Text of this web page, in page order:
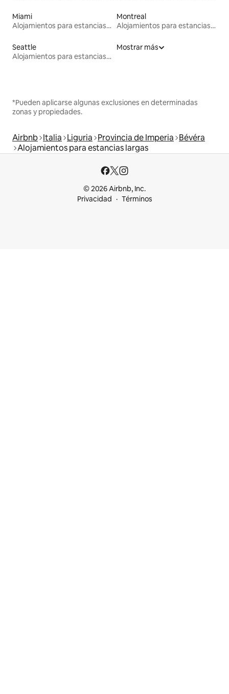
Miami
Alojamientos para estancias largas
Montreal
Alojamientos para estancias largas
Seattle
Alojamientos para estancias largas
Mostrar más
*Pueden aplicarse algunas exclusiones en determinadas
zonas y propiedades.
Airbnb Italia Liguria Provincia de Imperia Bévéra
Alojamientos para estancias largas
© 2026 Airbnb, Inc.
Privacidad
Términos